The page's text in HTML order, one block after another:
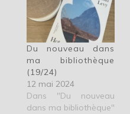
Du nouveau dans
ma bibliothèque
(19/24)
12 mai 2024
Dans "Du nouveau
dans ma bibliothèque"